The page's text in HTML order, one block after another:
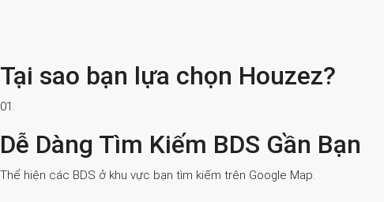
Tại sao bạn lựa chọn Houzez?
01.
Dễ Dàng Tìm Kiếm BDS Gần Bạn
Thể hiện các BDS ở khu vực bạn tìm kiếm trên Google Map.